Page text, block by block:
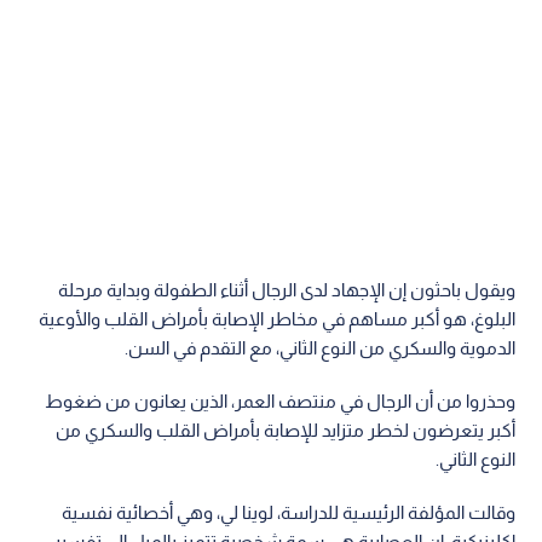
ويقول باحثون إن الإجهاد لدى الرجال أثناء الطفولة وبداية مرحلة
البلوغ، هو أكبر مساهم في مخاطر الإصابة بأمراض القلب والأوعية
الدموية والسكري من النوع الثاني، مع التقدم في السن.
وحذروا من أن الرجال في منتصف العمر، الذين يعانون من ضغوط
أكبر يتعرضون لخطر متزايد للإصابة بأمراض القلب والسكري من
النوع الثاني.
وقالت المؤلفة الرئيسية للدراسة، لوينا لي، وهي أخصائية نفسية